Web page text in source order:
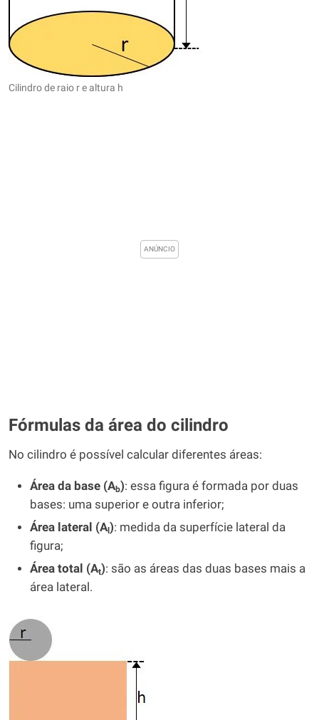
Cilindro de raio r e altura h
Fórmulas da área do cilindro
No cilindro é possível calcular diferentes áreas:
Área da base (Ab): essa figura é formada por duas
bases: uma superior e outra inferior;
Área lateral (Al): medida da superfície lateral da
figura;
Área total (At): são as áreas das duas bases mais a
área lateral.